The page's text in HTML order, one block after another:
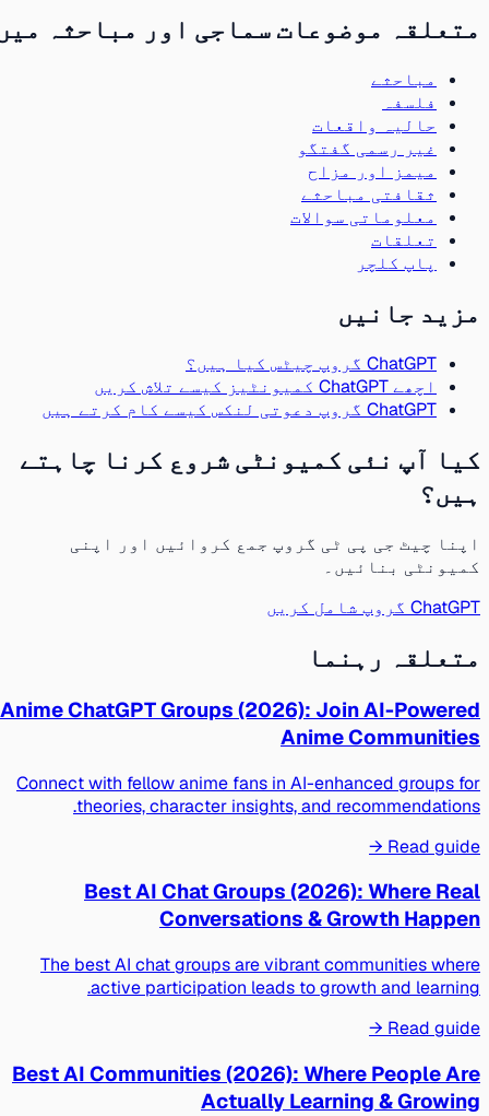
متعلقہ موضوعات سماجی اور مباحثہ میں
مباحثے
فلسفہ
حالیہ واقعات
غیر رسمی گفتگو
میمز اور مزاح
ثقافتی مباحثے
معلوماتی سوالات
تعلقات
پاپ کلچر
مزید جانیں
ChatGPT گروپ چیٹس کیا ہیں؟
اچھے ChatGPT کمیونٹیز کیسے تلاش کریں
ChatGPT گروپ دعوتی لنکس کیسے کام کرتے ہیں
کیا آپ نئی کمیونٹی شروع کرنا چاہتے
ہیں؟
اپنا چیٹ جی پی ٹی گروپ جمع کروائیں اور اپنی
کمیونٹی بنائیں۔
ChatGPT گروپ شامل کریں
متعلقہ رہنما
Anime ChatGPT Groups (2026): Join AI-Powered
Anime Communities
Connect with fellow anime fans in AI-enhanced groups for
theories, character insights, and recommendations.
Read guide →
Best AI Chat Groups (2026): Where Real
Conversations & Growth Happen
The best AI chat groups are vibrant communities where
active participation leads to growth and learning.
Read guide →
Best AI Communities (2026): Where People Are
Actually Learning & Growing